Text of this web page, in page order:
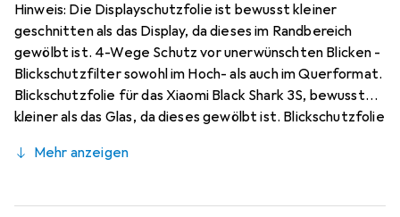
Hinweis: Die Displayschutzfolie ist bewusst kleiner
geschnitten als das Display, da dieses im Randbereich
gewölbt ist. 4-Wege Schutz vor unerwünschten Blicken -
Blickschutzfilter sowohl im Hoch- als auch im Querformat.
Blickschutzfolie für das Xiaomi Black Shark 3S, bewusst
kleiner als das Glas, da dieses gewölbt ist. Blickschutzfolie
Konfektionierung zu fairen Löhnen in Deutschland.
(ohne Klebstoff). Kratzfest durch die spezielle
Mehr anzeigen